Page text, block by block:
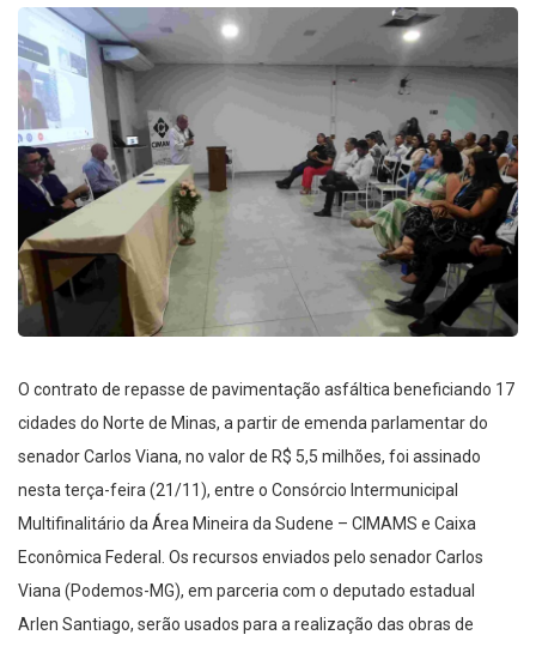
O contrato de repasse de pavimentação asfáltica beneficiando 17
cidades do Norte de Minas, a partir de emenda parlamentar do
senador Carlos Viana, no valor de R$ 5,5 milhões, foi assinado
nesta terça-feira (21/11), entre o Consórcio Intermunicipal
Multifinalitário da Área Mineira da Sudene – CIMAMS e Caixa
Econômica Federal. Os recursos enviados pelo senador Carlos
Viana (Podemos-MG), em parceria com o deputado estadual
Arlen Santiago, serão usados para a realização das obras de